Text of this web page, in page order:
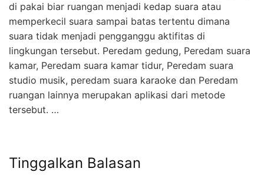
di pakai biar ruangan menjadi kedap suara atau
memperkecil suara sampai batas tertentu dimana
suara tidak menjadi pengganggu aktifitas di
lingkungan tersebut. Peredam gedung, Peredam suara
kamar, Peredam suara kamar tidur, Peredam suara
studio musik, peredam suara karaoke dan Peredam
ruangan lainnya merupakan aplikasi dari metode
tersebut. …
Tinggalkan Balasan